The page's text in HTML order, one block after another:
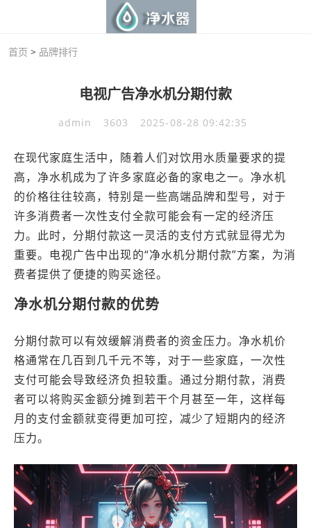
首页 > 品牌排行
电视广告净水机分期付款
admin 3603 2025-08-28 09:42:35
在现代家庭生活中，随着人们对饮用水质量要求的提
高，净水机成为了许多家庭必备的家电之一。净水机
的价格往往较高，特别是一些高端品牌和型号，对于
许多消费者一次性支付全款可能会有一定的经济压
力。此时，分期付款这一灵活的支付方式就显得尤为
重要。电视广告中出现的“净水机分期付款”方案，为消
费者提供了便捷的购买途径。
净水机分期付款的优势
分期付款可以有效缓解消费者的资金压力。净水机价
格通常在几百到几千元不等，对于一些家庭，一次性
支付可能会导致经济负担较重。通过分期付款，消费
者可以将购买金额分摊到若干个月甚至一年，这样每
月的支付金额就变得更加可控，减少了短期内的经济
压力。